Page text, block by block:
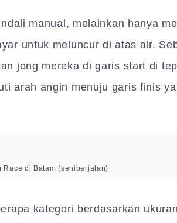
manual, melainkan hanya
untuk meluncur di atas air.
jong mereka di garis start di
arah angin menuju garis finis
Race di Batam (seniberjalan)
kategori berdasarkan